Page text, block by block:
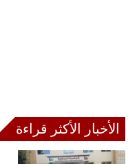
الأخبار الأكثر قراءة